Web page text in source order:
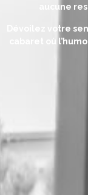
aucune
Dévoilez votre
cabaret où